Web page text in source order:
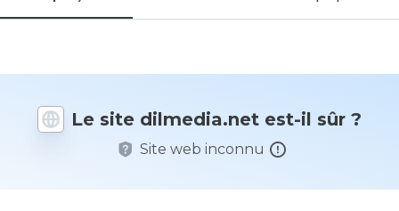
Le site dilmedia.net est-il sûr ?
Site web inconnu
1 et 5
vous à ce
site ?